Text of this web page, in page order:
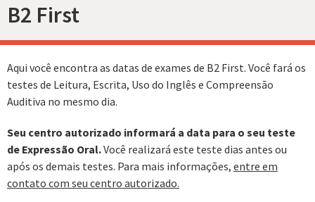
B2 First
Aqui você encontra as datas de exames de B2 First. Você fará os
testes de Leitura, Escrita, Uso do Inglês e Compreensão
Auditiva no mesmo dia.
Seu centro autorizado informará a data para o seu teste
de Expressão Oral.Você realizará este teste dias antes ou
após os demais testes. Para mais informações, entre em
contato com seu centro autorizado.